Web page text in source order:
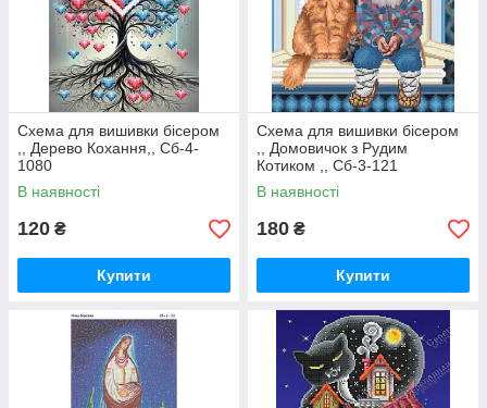
Схема для вишивки бісером
,, Дерево Кохання,, Сб-4-
1080
В наявності
120 ₴
Купити
Схема для вишивки бісером
,, Домовичок з Рудим
Котиком ,, Сб-3-121
В наявності
180 ₴
Купити